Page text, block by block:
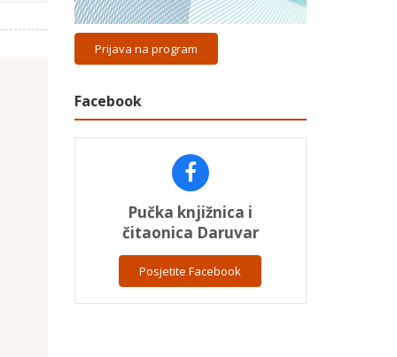
Prijava na program
Facebook
Pučka knjižnica i
čitaonica Daruvar
Posjetite Facebook